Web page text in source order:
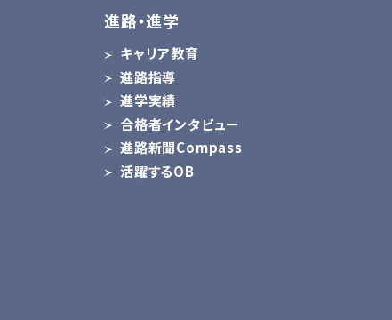
進路・進学
キャリア教育
進路指導
進学実績
合格者インタビュー
進路新聞Compass
活躍するOB